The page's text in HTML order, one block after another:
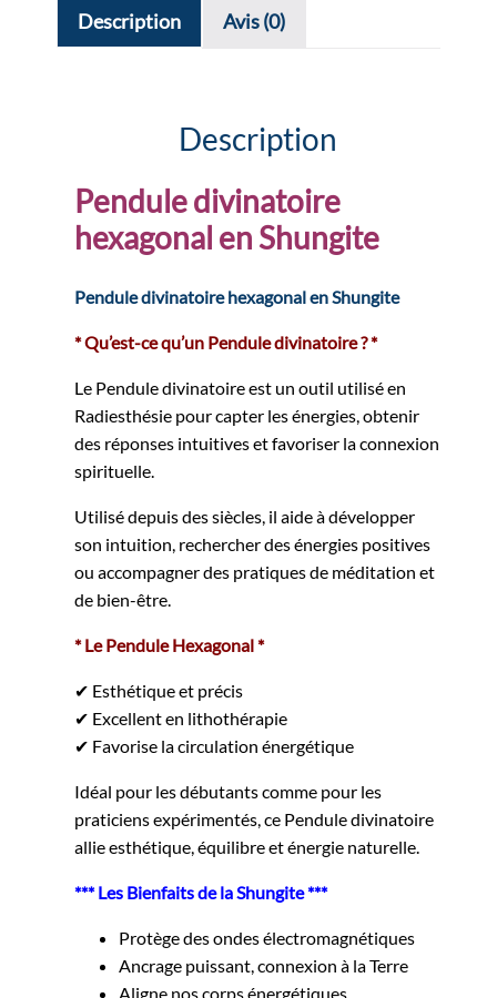
Description Avis (0)
Description
Pendule divinatoire
hexagonal en Shungite
Pendule divinatoire hexagonal en Shungite
* Qu’est-ce qu’un Pendule divinatoire ? *
Le Pendule divinatoire est un outil utilisé en
Radiesthésie pour capter les énergies, obtenir
des réponses intuitives et favoriser la connexion
spirituelle.
Utilisé depuis des siècles, il aide à développer
son intuition, rechercher des énergies positives
ou accompagner des pratiques de méditation et
de bien-être.
* Le Pendule Hexagonal *
✔ Esthétique et précis
✔ Excellent en lithothérapie
✔ Favorise la circulation énergétique
Idéal pour les débutants comme pour les
praticiens expérimentés, ce Pendule divinatoire
allie esthétique, équilibre et énergie naturelle.
*** Les Bienfaits de la Shungite ***
Protège des ondes électromagnétiques
Ancrage puissant, connexion à la Terre
Aligne nos corps énergétiques